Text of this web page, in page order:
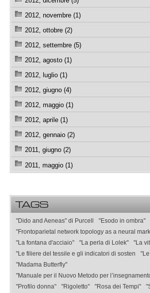
2012, novembre (1)
2012, ottobre (2)
2012, settembre (5)
2012, agosto (1)
2012, luglio (1)
2012, giugno (4)
2012, maggio (1)
2012, aprile (1)
2012, gennaio (2)
2011, giugno (2)
2011, maggio (1)
TAGS
"Dido and Aeneas" di Purcell "Esodo in ombra"
"Frontoparietal network topology as a neural
"La fontana d'acciaio"
"La perla di Lolek"
"La
"Le filiere del tessile e gli indicatori di sosten
"Madama Butterfly"
"Manuale per il Nuovo Metodo per
"Profilo donna"
"Rigoletto" "Rosa dei Tempi"